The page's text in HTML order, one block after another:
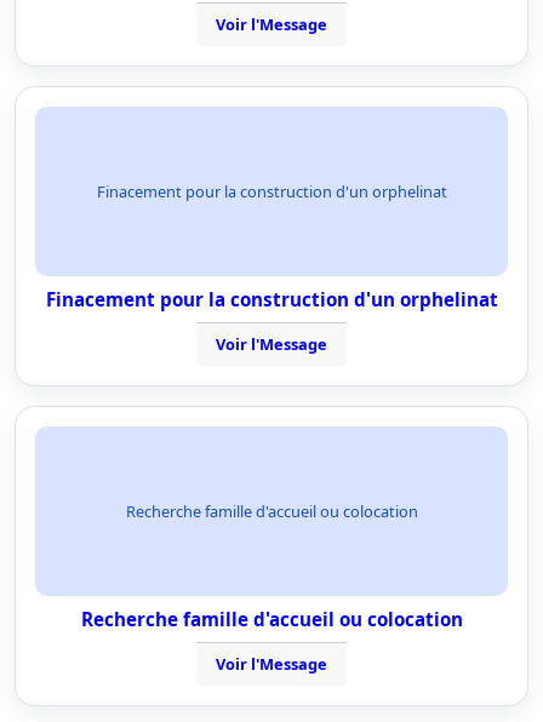
Voir l'Message
Finacement pour la construction d'un orphelinat
Finacement pour la construction d'un orphelinat
Voir l'Message
Recherche famille d'accueil ou colocation
Recherche famille d'accueil ou colocation
Voir l'Message